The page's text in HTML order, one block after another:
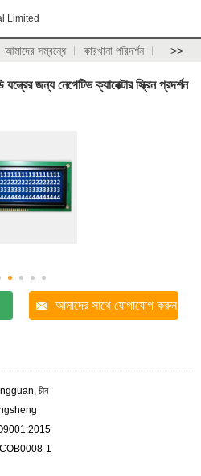
Limited
আমাদের সম্বন্ধে কারখানা পরিদর্শন >>
জন্য নেগেটিভ ক্যারেক্টার স্ক্রিন প্রদর্শন
আমাদের সাথে যোগাযোগ করুন
চীন
1